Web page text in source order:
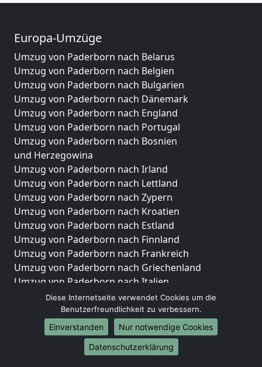
Europa-Umzüge
Umzug von Paderborn nach Belarus
Umzug von Paderborn nach Belgien
Umzug von Paderborn nach Bulgarien
Umzug von Paderborn nach Dänemark
Umzug von Paderborn nach England
Umzug von Paderborn nach Portugal
Umzug von Paderborn nach Bosnien
und Herzegowina
Umzug von Paderborn nach Irland
Umzug von Paderborn nach Lettland
Umzug von Paderborn nach Zypern
Umzug von Paderborn nach Kroatien
Umzug von Paderborn nach Estland
Umzug von Paderborn nach Finnland
Umzug von Paderborn nach Frankreich
Umzug von Paderborn nach Griechenland
Umzug von Paderborn nach Italien
Umzug von Paderborn nach Liechtenstein
Umzug von Paderborn nach Luxemburg
Umzug von Paderborn nach Niederlande
Umzug von Paderborn nach Norwegen
Umzüge-Deutschlandweit
Diese Internetseite verwendet Cookies um die
Benutzerfreundlichkeit zu verbessern.
Einverstanden
Nur notwendige Cookies
Datenschutzerklärung